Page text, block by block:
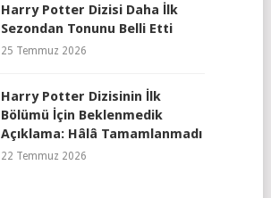
Harry Potter Dizisi Daha İlk
Sezondan Tonunu Belli Etti
25 Temmuz 2026
Harry Potter Dizisinin İlk
Bölümü İçin Beklenmedik
Açıklama: Hâlâ Tamamlanmadı
22 Temmuz 2026